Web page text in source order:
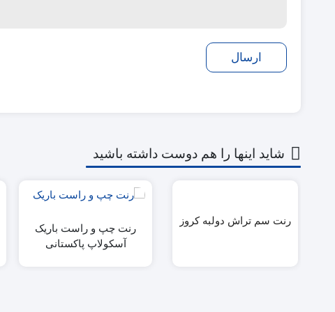
شاید اینها را هم دوست داشته باشید
رنت سم تراش دولبه کروز
رنت چپ و راست باریک
آسکولاپ پاکستانی